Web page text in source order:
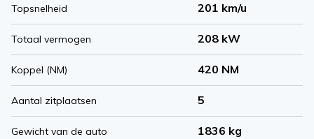
Topsnelheid 201 km/u
Totaal vermogen 208 kW
Koppel (NM) 420 NM
Aantal zitplaatsen 5
Gewicht van de auto 1836 kg